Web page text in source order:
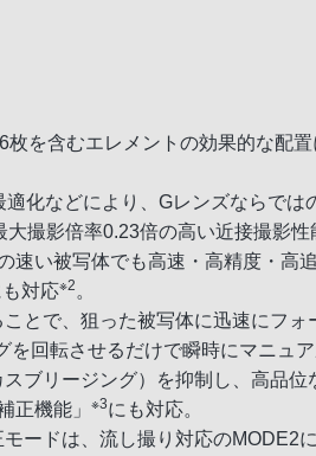
を含むエレメントの効果的な配
化などにより、Gレンズならでは
撮影倍率0.23倍の高い近接撮影性
速い被写体でも高速・高精度・
対応※2 。
とで、狙った被写体に迅速にフォ
回転させるだけで瞬時にマニュ
ブリージング）を抑制し、高品位
正機能」
※3にも対応。
ードは、流し撮り対応のMODE2